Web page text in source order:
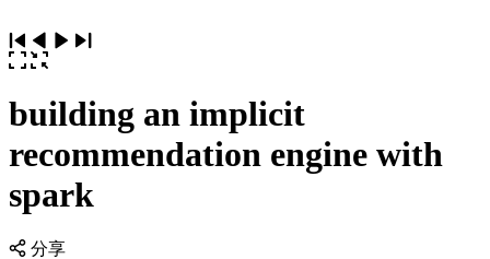
building an implicit
recommendation engine with
spark
分享